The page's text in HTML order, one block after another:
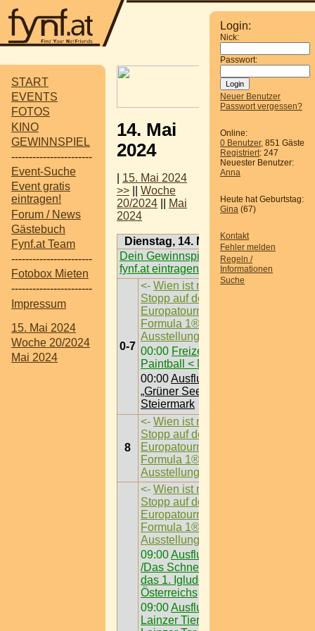
START
EVENTS
FOTOS
KINO
GEWINNSPIEL
-----------------------
Event-Suche
Event gratis
eintragen!
Forum / News
Gästebuch
Fynf.at Team
-----------------------
Fotobox Mieten
-----------------------
Impressum
15. Mai 2024
Woche 20/2024
Mai 2024
Login:
Nick:
Passwort:
Neuer Benutzer
Passwort vergessen?
Online:
0 Benutzer, 851 Gäste
Registriert: 247
Neuester Benutzer:
Anna
Heute hat Geburtstag:
Gina (67)
Kontakt
Fehler melden
Regeln /
Informationen
Suche
14. Mai
2024
15. Mai 2024
>>
Woche
20/2024
Mai
2024
Dienstag, 14. Mai 2024
Dein Gewinnspiel auf
fynf.at eintragen
0-7
<- Wien ist nächster
Stopp auf der
Europatournee der
Formula 1®-
Ausstellung
00:00 Freizeit /
Paintball < Nö >
00:00Ausflugsziel /
„Grüner See“ @
Steiermark
8
<- Wien ist nächster
Stopp auf der
Europatournee der
Formula 1®-
Ausstellung
<- Wien ist nächster
Stopp auf der
Europatournee der
Formula 1®-
Ausstellung
09:00Ausflugsziel
/Das Schneedorf -
das 1. Igludorf
Österreichs
09:00Ausflugsziel /
Lainzer Tiergarten @